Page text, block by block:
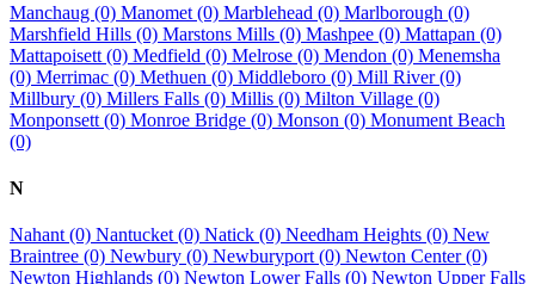
Manchaug (0) Manomet (0) Marblehead (0) Marlborough (0)
Marshfield Hills (0) Marstons Mills (0) Mashpee (0) Mattapan (0)
Mattapoisett (0) Medfield (0) Melrose (0) Mendon (0) Menemsha
(0) Merrimac (0) Methuen (0) Middleboro (0) Mill River (0)
Millbury (0) Millers Falls (0) Millis (0) Milton Village (0)
Monponsett (0) Monroe Bridge (0) Monson (0) Monument Beach
(0)
N
Nahant (0) Nantucket (0) Natick (0) Needham Heights (0) New
Braintree (0) Newbury (0) Newburyport (0) Newton Center (0)
Newton Highlands (0) Newton Lower Falls (0) Newton Upper Falls